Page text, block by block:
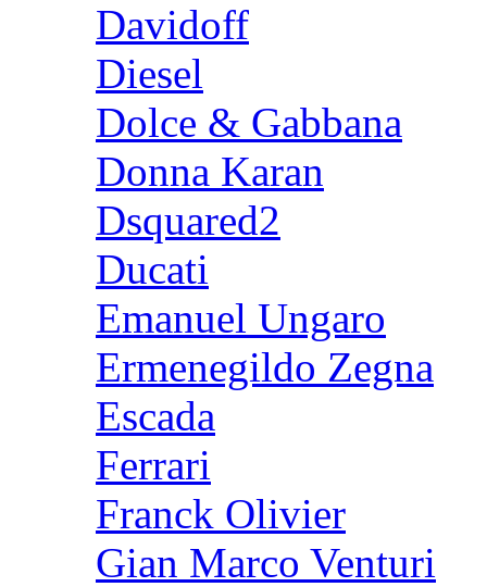
Davidoff
Diesel
Dolce & Gabbana
Donna Karan
Dsquared2
Ducati
Emanuel Ungaro
Ermenegildo Zegna
Escada
Ferrari
Franck Olivier
Gian Marco Venturi